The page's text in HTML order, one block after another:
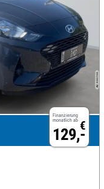
Finanzierung
monatlich ab €
129,-